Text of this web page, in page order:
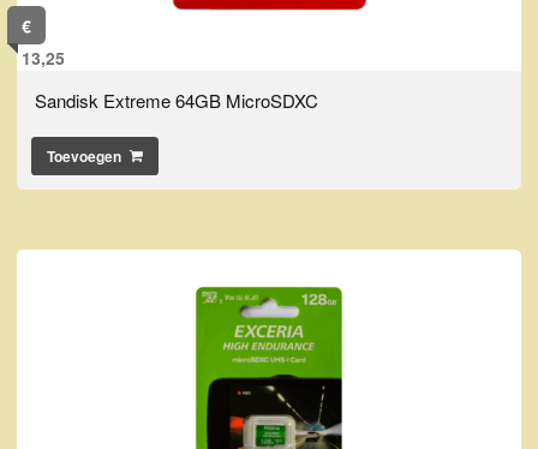
€
13,25
Sandisk Extreme 64GB MicroSDXC
Toevoegen